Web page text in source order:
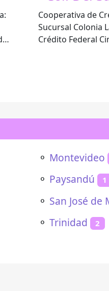
Cooperativa de
Sucursal Colonia La Cooperativa de
Crédito Federal
⚬ Montevideo
⚬ Paysandú 1
⚬ San José de
⚬ Trinidad 2